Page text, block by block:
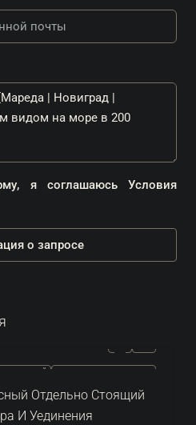
я соглашаюсь Условия
о запросе
Отдельно Стоящий
И Уединения